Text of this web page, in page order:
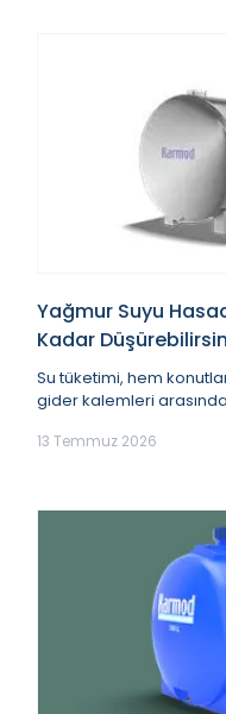
Yağmur Suyu
Kadar
Su tüketimi, hem
gider kalemleri
13 Temmuz 2026